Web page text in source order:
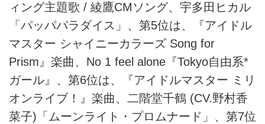
ィング主題歌 / 綾鷹CMソング、宇多田ヒカル
「パッパパラダイス」、第5位は、『アイドル
マスター シャイニーカラーズ Song for
Prism』楽曲、No 1 feel alone『Tokyo自由系*
ガール』、第6位は、『アイドルマスター ミリ
オンライブ！』楽曲、二階堂千鶴 (CV.野村香
菜子)「ムーンライト・プロムナード」、第7位